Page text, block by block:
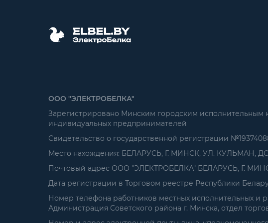
ООО "ЭЛЕКТРОБЕЛКА"
Зарегистрировано Минским городским исполнительным
индивидуальных предпринимателей
Свидетельство о государственной регистрации
Место нахождения: БЕЛАРУСЬ, Г. МИНСК, УЛ. КУЛЬМАН,
Почтовый адрес ООО "ЭЛЕКТРОБЕЛКА" БЕЛАРУСЬ, Г.
Дата регистрации в Торговом реестре Республики
Номер телефона работников местных исполнительных и
Администрация Советского района г. Минска, отдел